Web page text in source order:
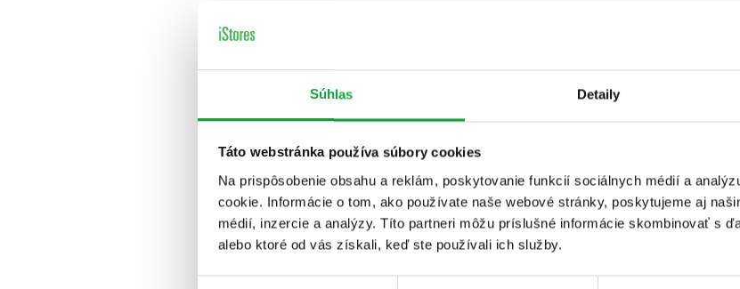
Súhlas Detaily
Táto webstránka používa súbory cookies
Na prispôsobenie obsahu a reklám, poskytovanie funkcií sociálnych médií a
cookie. Informácie o tom, ako používate naše webové stránky, poskytujeme aj
médií, inzercie a analýzy. Títo partneri môžu príslušné informácie skombinovať s
alebo ktoré od vás získali, keď ste používali ich služby.